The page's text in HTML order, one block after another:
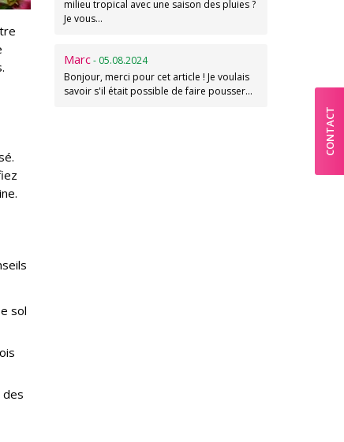
sol
des
milieu tropical avec une saison des pluies ?
Je vous…
Marc- 05.08.2024
Bonjour, merci pour cet article ! Je voulais
savoir s'il était possible de faire pousser…
CONTACT